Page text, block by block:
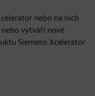
nebo na nich
vytváří nové
Siemens Xcelerator